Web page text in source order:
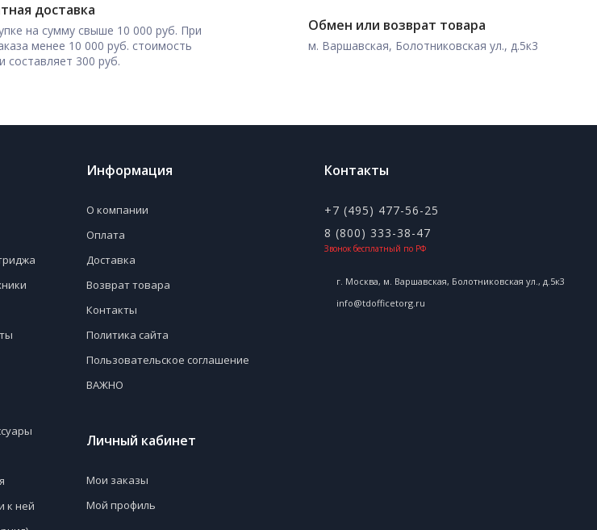
доставка
на сумму свыше 10 000 руб. При
менее 10 000 руб. стоимость
составляет 300 руб.
Обмен или возврат товара
м. Варшавская, Болотниковская ул., д.5к3
к ней
Информация
О компании
Оплата
Доставка
Возврат товара
Контакты
Политика сайта
Пользовательское соглашение
ВАЖНО
Личный кабинет
Мои заказы
Мой профиль
Контакты
+7 (495) 477-56-25
8 (800) 333-38-47
Звонок бесплатный по РФ
г. Москва, м. Варшавская, Болотниковская ул., д.5к3
info@tdofficetorg.ru